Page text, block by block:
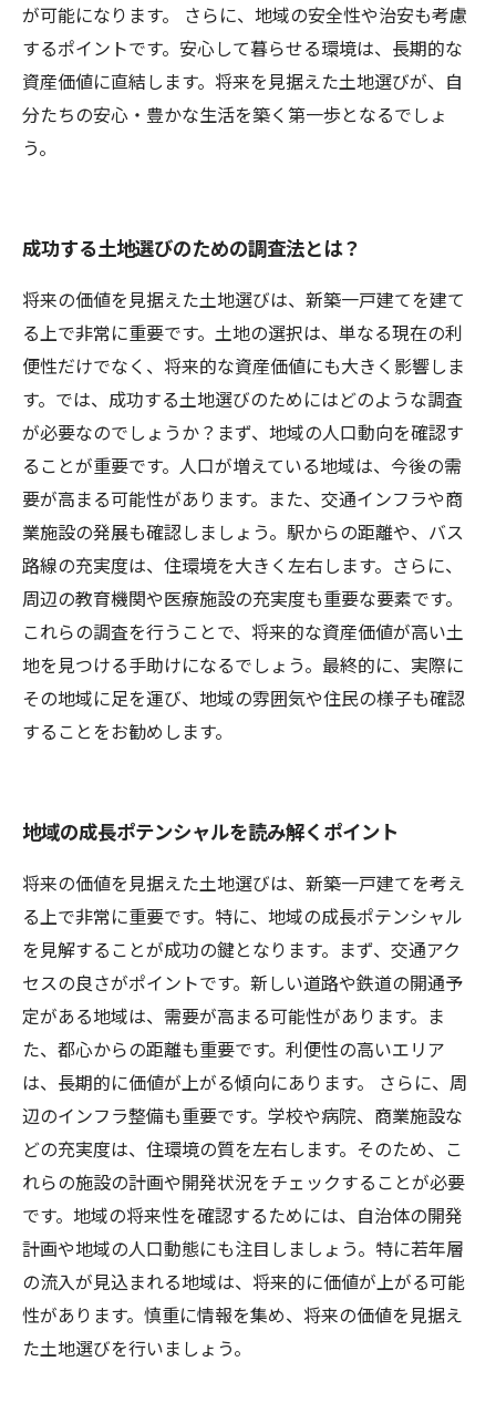
が可能になります。 さらに、地域の安全性や治安も考慮
するポイントです。安心して暮らせる環境は、長期的な
資産価値に直結します。将来を見据えた土地選びが、自
分たちの安心・豊かな生活を築く第一歩となるでしょ
う。
成功する土地選びのための調査法とは？
将来の価値を見据えた土地選びは、新築一戸建てを建て
る上で非常に重要です。土地の選択は、単なる現在の利
便性だけでなく、将来的な資産価値にも大きく影響しま
す。では、成功する土地選びのためにはどのような調査
が必要なのでしょうか？まず、地域の人口動向を確認す
ることが重要です。人口が増えている地域は、今後の需
要が高まる可能性があります。また、交通インフラや商
業施設の発展も確認しましょう。駅からの距離や、バス
路線の充実度は、住環境を大きく左右します。さらに、
周辺の教育機関や医療施設の充実度も重要な要素です。
これらの調査を行うことで、将来的な資産価値が高い土
地を見つける手助けになるでしょう。最終的に、実際に
その地域に足を運び、地域の雰囲気や住民の様子も確認
することをお勧めします。
地域の成長ポテンシャルを読み解くポイント
将来の価値を見据えた土地選びは、新築一戸建てを考え
る上で非常に重要です。特に、地域の成長ポテンシャル
を見解することが成功の鍵となります。まず、交通アク
セスの良さがポイントです。新しい道路や鉄道の開通予
定がある地域は、需要が高まる可能性があります。ま
た、都心からの距離も重要です。利便性の高いエリア
は、長期的に価値が上がる傾向にあります。 さらに、周
辺のインフラ整備も重要です。学校や病院、商業施設な
どの充実度は、住環境の質を左右します。そのため、こ
れらの施設の計画や開発状況をチェックすることが必要
です。地域の将来性を確認するためには、自治体の開発
計画や地域の人口動態にも注目しましょう。特に若年層
の流入が見込まれる地域は、将来的に価値が上がる可能
性があります。慎重に情報を集め、将来の価値を見据え
た土地選びを行いましょう。